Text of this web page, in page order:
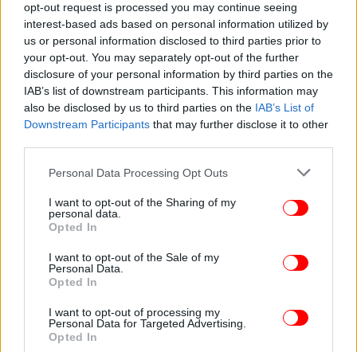
opt-out request is processed you may continue seeing
interest-based ads based on personal information utilized by
us or personal information disclosed to third parties prior to
your opt-out. You may separately opt-out of the further
disclosure of your personal information by third parties on the
IAB’s list of downstream participants. This information may
also be disclosed by us to third parties on the IAB’s List of
Downstream Participants that may further disclose it to other
Please note that this website/app uses one or more Google
not limited to your visit or usage behaviour. You may click to
grant or deny consent to Google and its third-party tags to
use your data for below specified purposes in below Google
consent section.
Personal Data Processing Opt Outs
I want to opt-out of the Sharing of my
personal data.
Opted In
I want to opt-out of the Sale of my
Personal Data.
Opted In
I want to opt-out of processing my
Personal Data for Targeted Advertising.
Opted In
Νέγκα για δίδυμο Καλουτά-Αλευρά: Έξω από τα νερά
τους -Είναι τρικλοποδιά σχεδόν...
Σχετικά με τους παρουσιαστές της Eurovision 2024
για την ΕΡΤ, η Αθηναΐς Νέγκα υποστήριξε ότι αν και
είναι πολύ αξιόλογοι καλλιτέχνες, ήταν «έξω από τα
νερά τους» και τελικά δεν μπόρεσαν να
αντεπεξέλθουν στις προσδοκίες.
έναν εξαιρετικό ηθοποιό -όπως είναι ο Θανάσης
Αλευράς-, τον οποίο εκτιμώ πάρα πολύ, μαζί με
όπως είναι ο Ζερόμ Καλούτα, να τους βάλεις να
κάνουν μια παρουσίαση Eurovision. Είναι έξω από
δυσκολεύονταν. Νομίζω ότι ήταν δύσκολο γι'
αυτούς. Δεν ξέρω να τους βαθμολογήσω, δεν